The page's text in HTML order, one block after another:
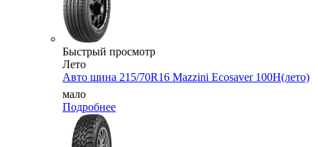
Быстрый просмотр
Лето
Авто шина 215/70R16 Mazzini Ecosaver 100H(лето)
мало
Подробнее